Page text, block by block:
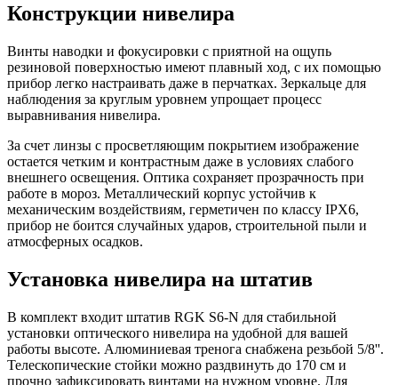
Конструкции нивелира
Винты наводки и фокусировки с приятной на ощупь
резиновой поверхностью имеют плавный ход, с их помощью
прибор легко настраивать даже в перчатках. Зеркальце для
наблюдения за круглым уровнем упрощает процесс
выравнивания нивелира.
За счет линзы с просветляющим покрытием изображение
остается четким и контрастным даже в условиях слабого
внешнего освещения. Оптика сохраняет прозрачность при
работе в мороз. Металлический корпус устойчив к
механическим воздействиям, герметичен по классу IPX6,
прибор не боится случайных ударов, строительной пыли и
атмосферных осадков.
Установка нивелира на штатив
В комплект входит штатив RGK S6-N для стабильной
установки оптического нивелира на удобной для вашей
работы высоте. Алюминиевая тренога снабжена резьбой 5/8''.
Телескопические стойки можно раздвинуть до 170 см и
прочно зафиксировать винтами на нужном уровне. Для